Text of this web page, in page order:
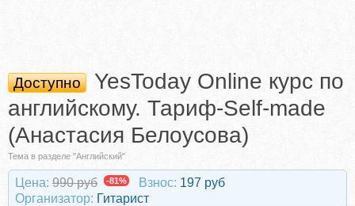
Доступно
YesToday Online курс по
английскому. Тариф-Self-made
(Анастасия Белоусова)
Тема в разделе "Английский"
Цена: 990 руб -81% Взнос: 197 руб
Организатор: Гитарист